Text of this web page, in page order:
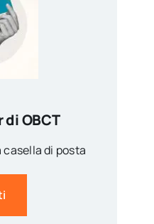
OBCT
di posta